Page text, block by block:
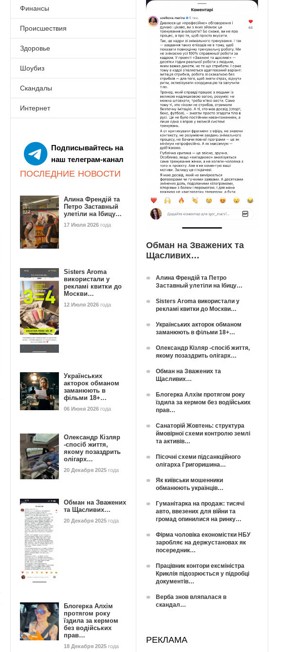
Финансы
Происшествия
Здоровье
Шоубиз
Скандалы
Интернет
Подписывайтесь на
наш телеграм-канал
ПОСЛЕДНИЕ НОВОСТИ
Алина Френдій та
Петро Заставный
улетіли на Ібицу…
17 Июля 2026 года
Sisters Aroma
використали у
рекламі квитки до
Москви…
12 Июля 2026 года
Українських
акторок обманом
заманюють в
фільми 18+…
06 Июня 2026 года
Олександр Кізляр
-спосіб життя,
якому позаздрить
олігарх…
20 Декабря 2025 года
Обман на Зважених
та Щасливих…
20 Декабря 2025 года
Блогерка Алхім
протягом року
їздила за кермом
без водійських
прав…
18 Декабря 2025 года
Обман на Зважених та
Щасливих…
Алина Френдій та Петро
Заставный улетіли на Ібицу…
Sisters Aroma використали у
рекламі квитки до Москви…
Українських акторок обманом
заманюють в фільми 18+…
Олександр Кізляр -спосіб життя,
якому позаздрить олігарх…
Обман на Зважених та
Щасливих…
Блогерка Алхім протягом року
їздила за кермом без водійських
прав…
Санаторій Жовтень: структура
ймовірної схеми контролю землі
та активів…
Пісочні схеми підсанкційного
олігарха Григоришина…
Як київськи мошенники
обманюють українців…
Гуманітарка на продаж: тисячі
авто, ввезених для війни та
громад опинилися на ринку…
Фірма чоловіка економістки НБУ
заробляє на держустановах як
посередник…
Працівник контори ексміністра
Криклія підозрюється у підробці
документів…
Верба знов вляпалася в
скандал…
РЕКЛАМА